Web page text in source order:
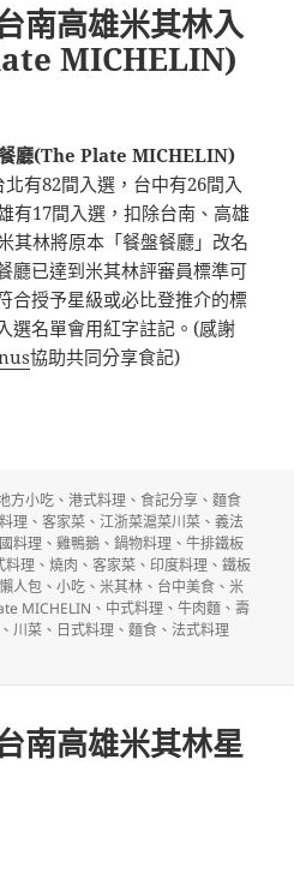
南高雄米其林入
MICHELIN)
餐廳(The Plate MICHELIN)
有82間入選，台中有26間入
有17間入選，扣除台南、高雄
其林將原本「餐盤餐廳」改名
廳已達到米其林評審員標準可
合授予星級或必比登推介的標
選名單會用紅字註記。(感謝
協助共同分享食記)
南高雄米其林入選餐廳(The Plate
方小吃 、港式料理 、食記分享 、麵食
理 、客家菜 、江浙菜滬菜川菜 、義法
料理 、雞鴨鵝 、鍋物料理 、牛排鐵板
料理 、燒肉 、客家菜 、 印度料理 、鐵板
懶人包 、小吃 、米其林 、 台中美食 、米
MICHELIN 、 中式料理 、牛肉麵 、壽
、川菜 、 日式料理 、麵食 、 法式料理
林入選餐廳(The Plate MICHELIN)名單〉
南高雄米其林星